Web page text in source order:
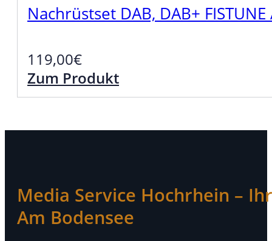
Nachrüstset DAB, DAB+
119,00€
Zum Produkt
Media Service Hochrhein –
Am Bodensee